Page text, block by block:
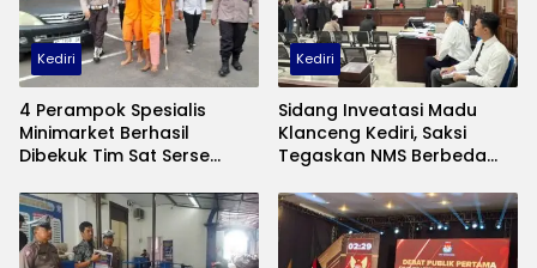
Kediri
4 Perampok Spesialis
Minimarket Berhasil
Dibekuk Tim Sat Serse
Pelaku Dihadiahi Timah
Panas
Kediri
Sidang Inveatasi Madu
Klanceng Kediri, Saksi
Tegaskan NMS Berbeda